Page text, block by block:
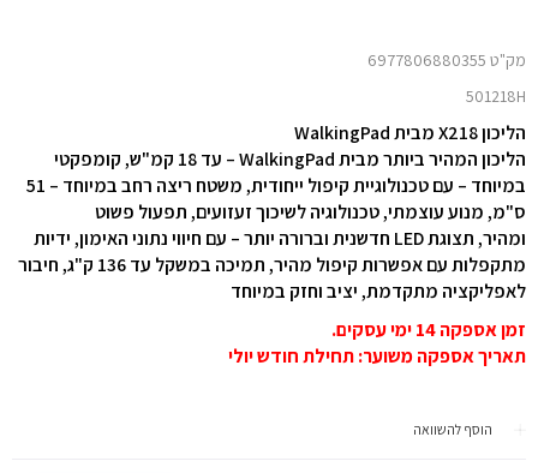
מק"ט 6977806880355
501218H
הליכון X218 מבית WalkingPad
הליכון המהיר ביותר מבית WalkingPad – עד 18 קמ"ש, קומפקטי
במיוחד – עם טכנולוגיית קיפול ייחודית, משטח ריצה רחב במיוחד – 51
ס"מ, מנוע עוצמתי, טכנולוגיה לשיכוך זעזועים, תפעול פשוט
ומהיר, תצוגת LED חדשנית וברורה יותר – עם חיווי נתוני האימון, ידיות
מתקפלות עם אפשרות קיפול מהיר, תמיכה במשקל עד 136 ק"ג, חיבור
לאפליקציה מתקדמת, יציב וחזק במיוחד
זמן אספקה 14 ימי עסקים.
תאריך אספקה משוער: תחילת חודש יולי
הוסף להשוואה